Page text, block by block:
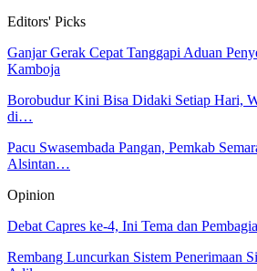
Editors' Picks
Ganjar Gerak Cepat Tanggapi Aduan
Kamboja
Borobudur Kini Bisa Didaki Setiap Hari,
di…
Pacu Swasembada Pangan, Pemkab
Alsintan…
Opinion
Debat Capres ke-4, Ini Tema dan
Rembang Luncurkan Sistem Penerimaan